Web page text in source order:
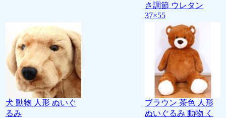
さ調節 ウレタン
37×55
犬 動物 人形 ぬいぐ
るみ
ブラウン 茶色 人形
ぬいぐるみ 動物 く